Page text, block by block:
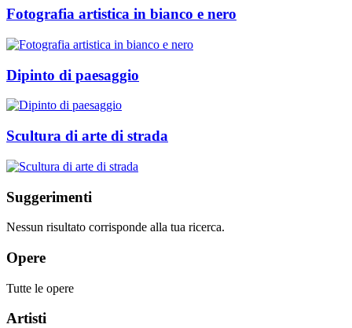
Fotografia artistica in bianco e nero
Dipinto di paesaggio
Scultura di arte di strada
Suggerimenti
Nessun risultato corrisponde alla tua ricerca.
Opere
Tutte le opere
Artisti